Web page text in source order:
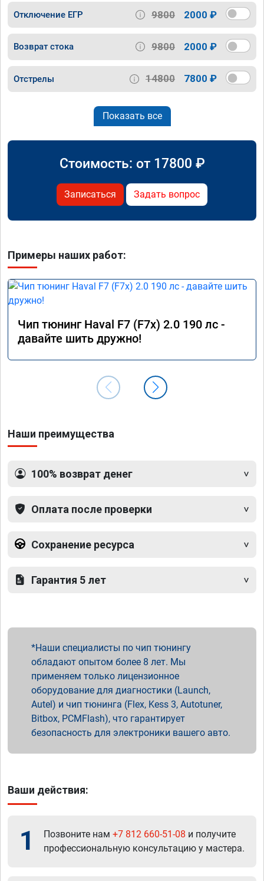
Отключение ЕГР 9800 2000 ₽
Возврат стока 9800 2000 ₽
Отстрелы 14800 7800 ₽
Показать все
Стоимость: от 17800 ₽
Записаться Задать вопрос
Примеры наших работ:
Чип тюнинг Haval F7 (F7x) 2.0 190 лс -
давайте шить дружно!
Наши преимущества
100% возврат денег
Оплата после проверки
Сохранение ресурса
Гарантия 5 лет
Наши специалисты по чип тюнингу
обладают опытом более 8 лет. Мы
применяем только лицензионное
оборудование для диагностики (Launch,
Autel) и чип тюнинга (Flex, Kess 3, Autotuner,
Bitbox, PCMFlash), что гарантирует
безопасность для электроники вашего авто.
Ваши действия:
1 Позвоните нам +7 812 660-51-08 и получите
профессиональную консультацию у мастера.